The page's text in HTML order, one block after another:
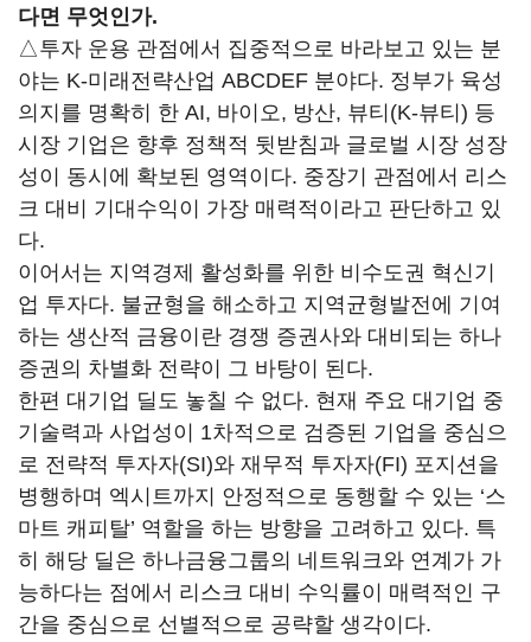
다면 무엇인가.
△투자 운용 관점에서 집중적으로 바라보고 있는 분
야는 K-미래전략산업 ABCDEF 분야다. 정부가 육성
의지를 명확히 한 AI, 바이오, 방산, 뷰티(K-뷰티) 등
시장 기업은 향후 정책적 뒷받침과 글로벌 시장 성장
성이 동시에 확보된 영역이다. 중장기 관점에서 리스
크 대비 기대수익이 가장 매력적이라고 판단하고 있
다.
이어서는 지역경제 활성화를 위한 비수도권 혁신기
업 투자다. 불균형을 해소하고 지역균형발전에 기여
하는 생산적 금융이란 경쟁 증권사와 대비되는 하나
증권의 차별화 전략이 그 바탕이 된다.
한편 대기업 딜도 놓칠 수 없다. 현재 주요 대기업 중
기술력과 사업성이 1차적으로 검증된 기업을 중심으
로 전략적 투자자(SI)와 재무적 투자자(FI) 포지션을
병행하며 엑시트까지 안정적으로 동행할 수 있는 ‘스
마트 캐피탈’ 역할을 하는 방향을 고려하고 있다. 특
히 해당 딜은 하나금융그룹의 네트워크와 연계가 가
능하다는 점에서 리스크 대비 수익률이 매력적인 구
간을 중심으로 선별적으로 공략할 생각이다.